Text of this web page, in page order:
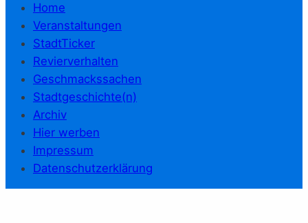
Home
Veranstaltungen
StadtTicker
Revierverhalten
Geschmackssachen
Stadtgeschichte(n)
Archiv
Hier werben
Impressum
Datenschutzerklärung